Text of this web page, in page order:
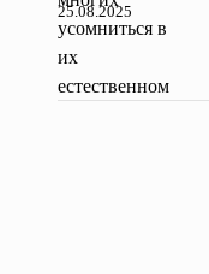
25.08.2025